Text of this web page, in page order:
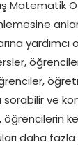
Matematik
yardımcı
sorabilir ve
öğrencilerin
daha fazla